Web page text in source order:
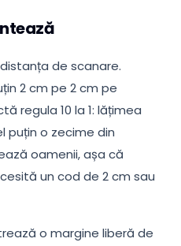
de scanare.
2 cm pe 2 cm pe
regula 10 la 1: lățimea
puțin o zecime din
oamenii, așa că
un cod de 2 cm sau
o margine liberă de